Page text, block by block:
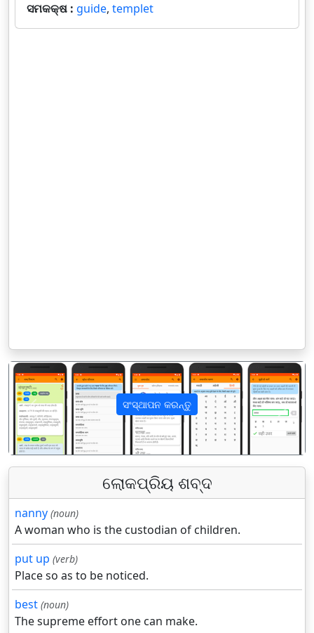
ସମକକ୍ଷ : guide, templet
ସଂସ୍ଥାପନ କରନ୍ତୁ
पिछला अगला
ଲୋକପ୍ରିୟ ଶବ୍ଦ
nanny (noun)
A woman who is the custodian of children.
put up (verb)
Place so as to be noticed.
best (noun)
The supreme effort one can make.